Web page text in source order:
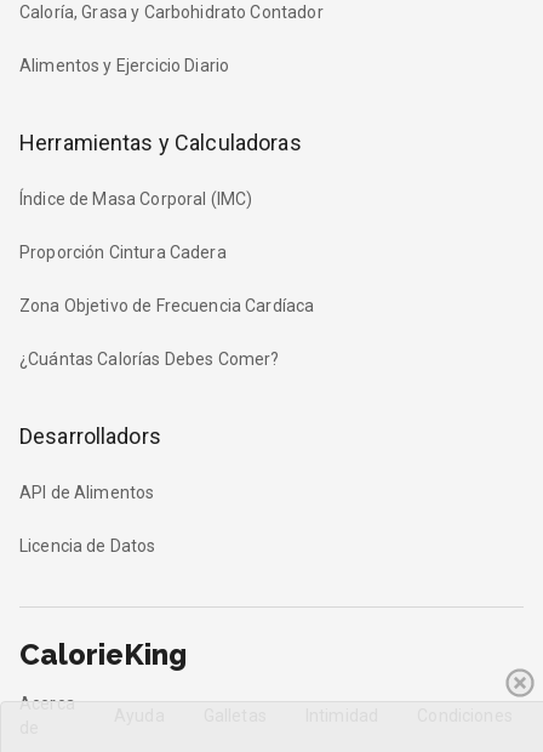
Caloría, Grasa y Carbohidrato Contador
Alimentos y Ejercicio Diario
Herramientas y Calculadoras
Índice de Masa Corporal (IMC)
Proporción Cintura Cadera
Zona Objetivo de Frecuencia Cardíaca
¿Cuántas Calorías Debes Comer?
Desarrolladors
API de Alimentos
Licencia de Datos
CalorieKing
Acerca